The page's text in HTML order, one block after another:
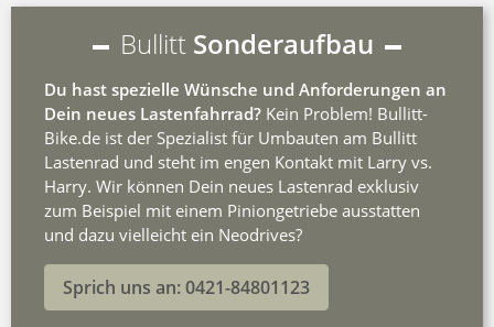
Bullitt Sonderaufbau
Du hast spezielle Wünsche und Anforderungen an
Dein neues Lastenfahrrad? Kein Problem! Bullitt-
Bike.de ist der Spezialist für Umbauten am Bullitt
Lastenrad und steht im engen Kontakt mit Larry vs.
Harry. Wir können Dein neues Lastenrad exklusiv
zum Beispiel mit einem Piniongetriebe ausstatten
und dazu vielleicht ein Neodrives?
Sprich uns an: 0421-84801123